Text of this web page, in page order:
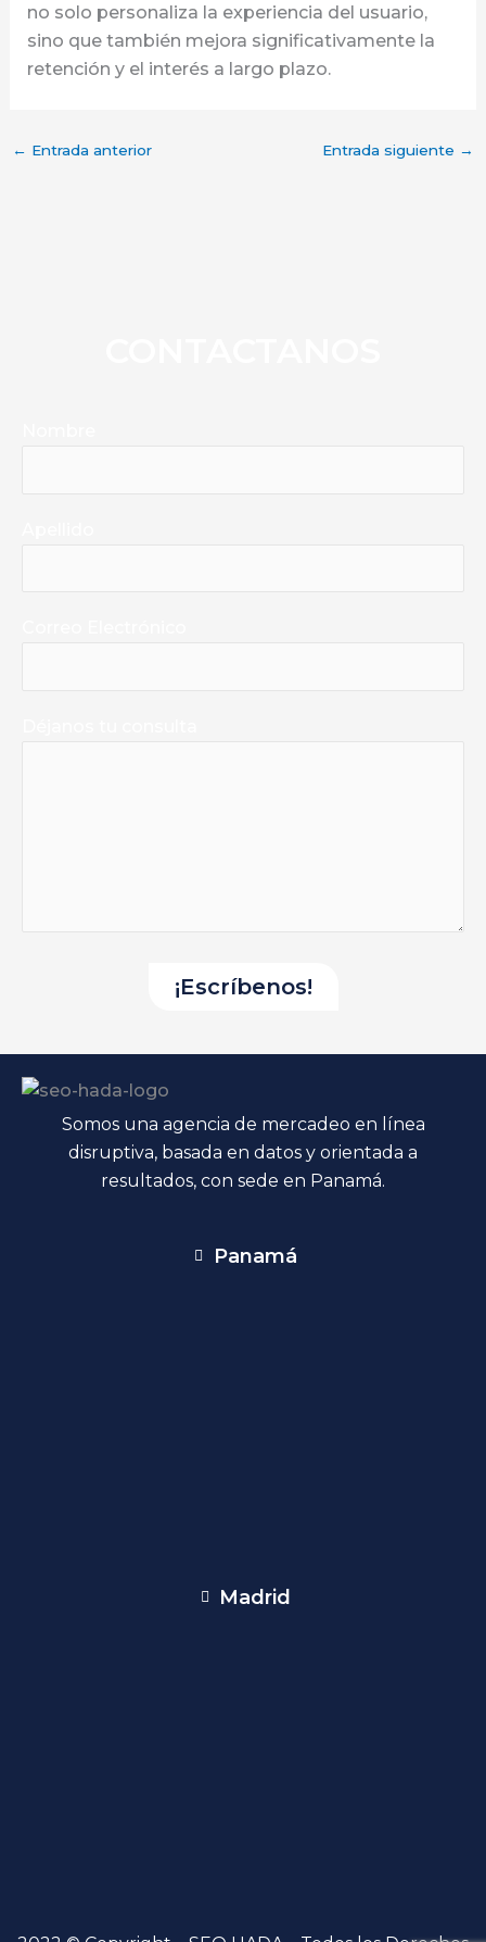
no solo personaliza la experiencia del usuario,
sino que también mejora significativamente la
retención y el interés a largo plazo.
← Entrada anterior Entrada siguiente →
Somos una agencia de mercadeo en línea
disruptiva, basada en datos y orientada a
resultados, con sede en Panamá.
Panamá
Madrid